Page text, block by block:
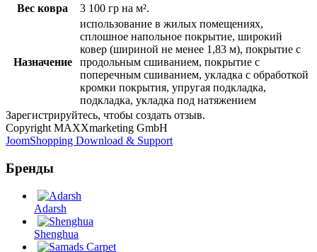
Вес ковра
3 100 гр на м².
Назначение
использование в жилых помещениях,
сплошное напольное покрытие, широкий
ковер (шириной не менее 1,83 м), покрытие с
продольным сшиванием, покрытие с
поперечным сшиванием, укладка с обработкой
кромки покрытия, упругая подкладка,
подкладка, укладка под натяжением
Зарегистрируйтесь, чтобы создать отзыв.
Copyright MAXXmarketing GmbH
JoomShopping Download & Support
Бренды
Adarsh
Shenghua